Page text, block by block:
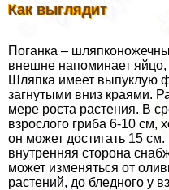
Как выглядит
Поганка –
внешне напоминает яйцо,
Шляпка имеет выпуклую
загнутыми вниз краями.
мере роста растения. В
взрослого гриба 6-10 см,
он может достигать 15
внутренняя сторона
может изменяться от
растений, до бледного у